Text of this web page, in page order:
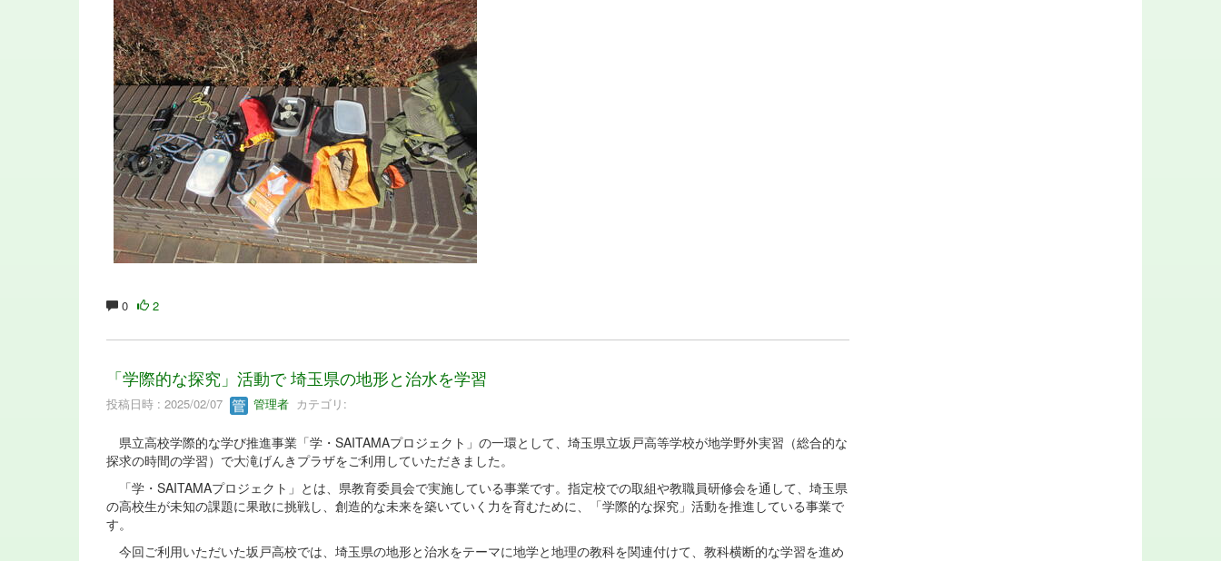
0 2
「学際的な探究」活動で 埼玉県の地形と治水を学習
投稿日時 : 2025/02/07 管理者 カテゴリ:
県立高校学際的な学び推進事業「学・SAITAMAプロジェクト」の一環として、埼玉県立坂戸高等学校が地学野外実習（総合的な
探求の時間の学習）で大滝げんきプラザをご利用していただきました。
「学・SAITAMAプロジェクト」とは、県教育委員会で実施している事業です。指定校での取組や教職員研修会を通して、埼玉県
の高校生が未知の課題に果敢に挑戦し、創造的な未来を築いていく力を育むために、「学際的な探究」活動を推進している事業で
す。
今回ご利用いただいた坂戸高校では、埼玉県の地形と治水をテーマに地学と地理の教科を関連付けて、教科横断的な学習を進め